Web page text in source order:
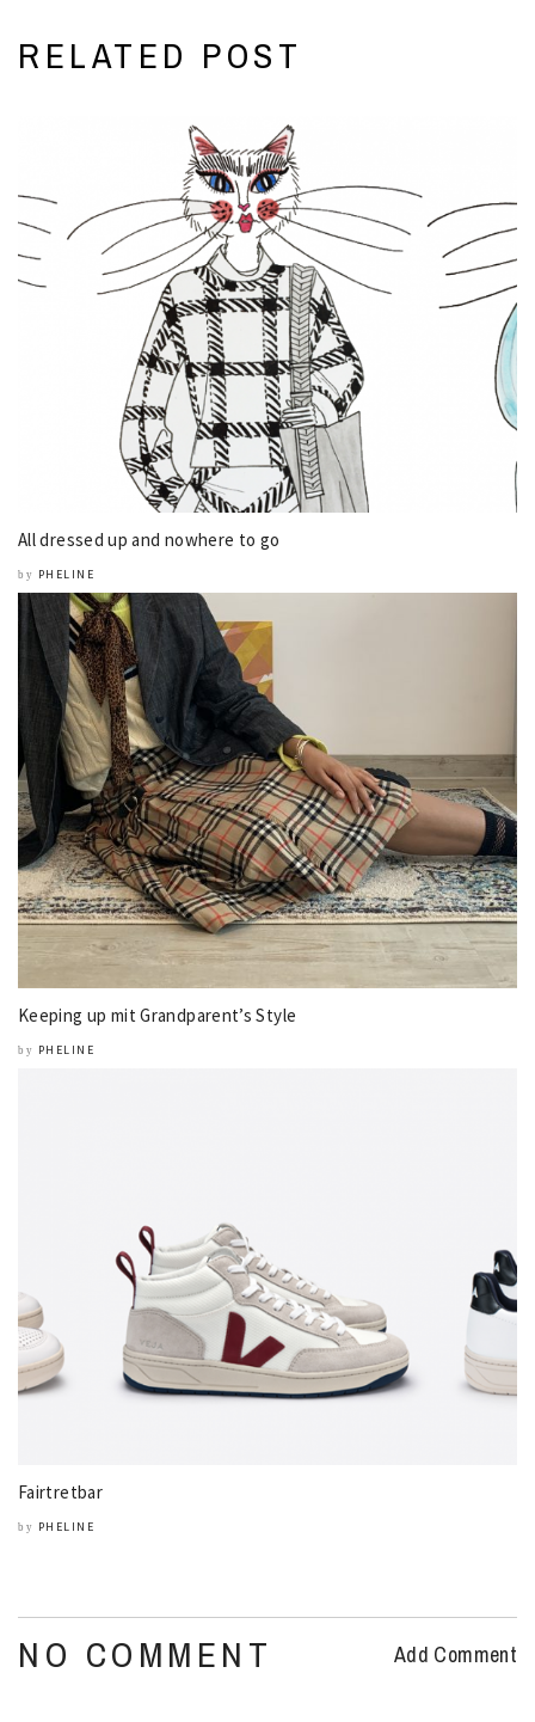
RELATED POST
All dressed up and nowhere to go
by PHELINE
Keeping up mit Grandparent’s Style
by PHELINE
Fairtretbar
by PHELINE
NO COMMENT Add Comment